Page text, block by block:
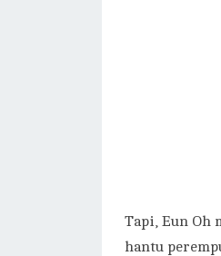
Tapi, Eun Oh
hantu